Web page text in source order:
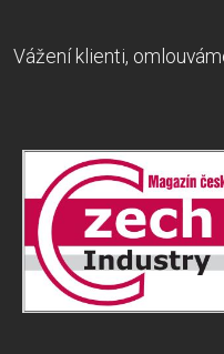
Vážení klienti,